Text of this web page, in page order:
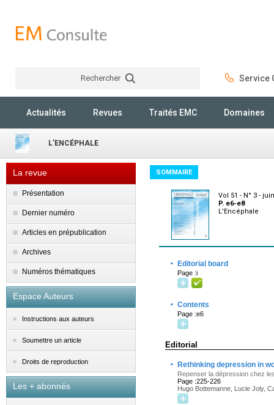
Rechercher Service
Actualités Revues Traités EMC Domaines
L'ENCÉPHALE
La revue
Présentation
Dernier numéro
Articles en prépublication
Archives
Numéros thématiques
Espace Auteurs
Instructions aux auteurs
Soumettre un article
Droits de reproduction
Les + abonnés
SOMMAIRE
Vol 51 - N° 3 -
P. e6-e8
L'Encéphale
· Editorial board
Page :i
· Contents
Page :e6
Editorial
· Rethinking depression in
Repenser la dépression chez
Page :225-226
Hugo Bottemanne, Lucie Joly,